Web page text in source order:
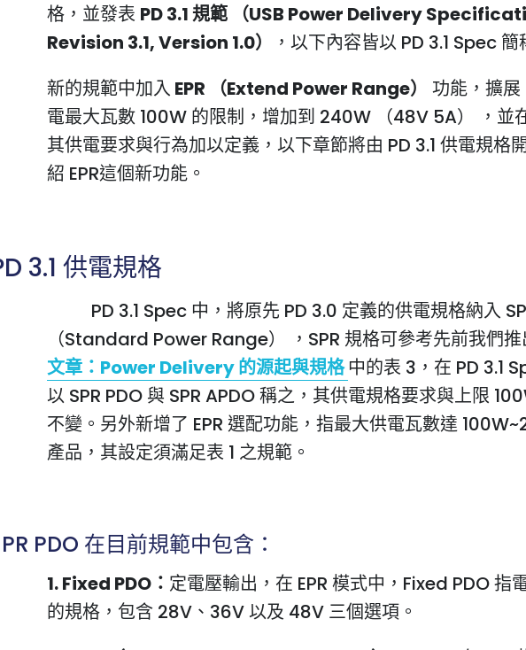
格，並發表 PD 3.1 規範 （USB Power Delivery
Revision 3.1, Version 1.0）
，以下內容皆以 PD 3.1 Spec 簡
新的規範中加入EPR （Extend Power Range）
功能，擴展
電最大瓦數 100W 的限制，增加到 240W （48V 5A） ，並
其供電要求與行為加以定義，以下章節將由 PD 3.1 供電規格
紹 EPR這個新功能。
3.1 供電規格
PD 3.1 Spec 中，將原先 PD 3.0 定義的供電規格納入
（Standard Power Range） ，SPR 規格可參考先前我們
文章：Power Delivery 的源起與規格中的表 3，在 PD 3.1
以 SPR PDO 與 SPR APDO 稱之，其供電規格要求與上限
不變。另外新增了 EPR 選配功能，指最大供電瓦數達
產品，其設定須滿足表 1 之規範。
PDO 在目前規範中包含：
1. Fixed PDO： 定電壓輸出，在 EPR 模式中，Fixed PDO 指
的規格，包含 28V、36V 以及 48V 三個選項。